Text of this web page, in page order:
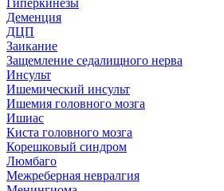
Гиперкинезы
Деменция
ДЦП
Заикание
Защемление седалищного нерва
Инсульт
Ишемический инсульт
Ишемия головного мозга
Ишиас
Киста головного мозга
Корешковый синдром
Люмбаго
Межреберная невралгия